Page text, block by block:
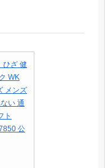
ひざ 健
WK
メンズ
い 通
ト
公